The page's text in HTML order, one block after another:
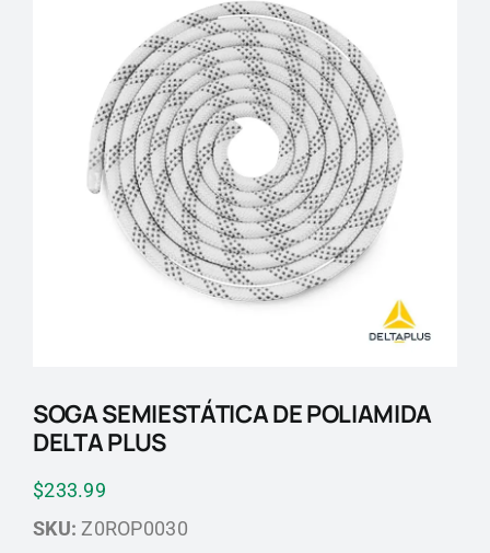
Contactos
SOGA SEMIESTÁTICA DE POLIAMIDA
DELTA PLUS
$233.99
SKU: Z0ROP0030